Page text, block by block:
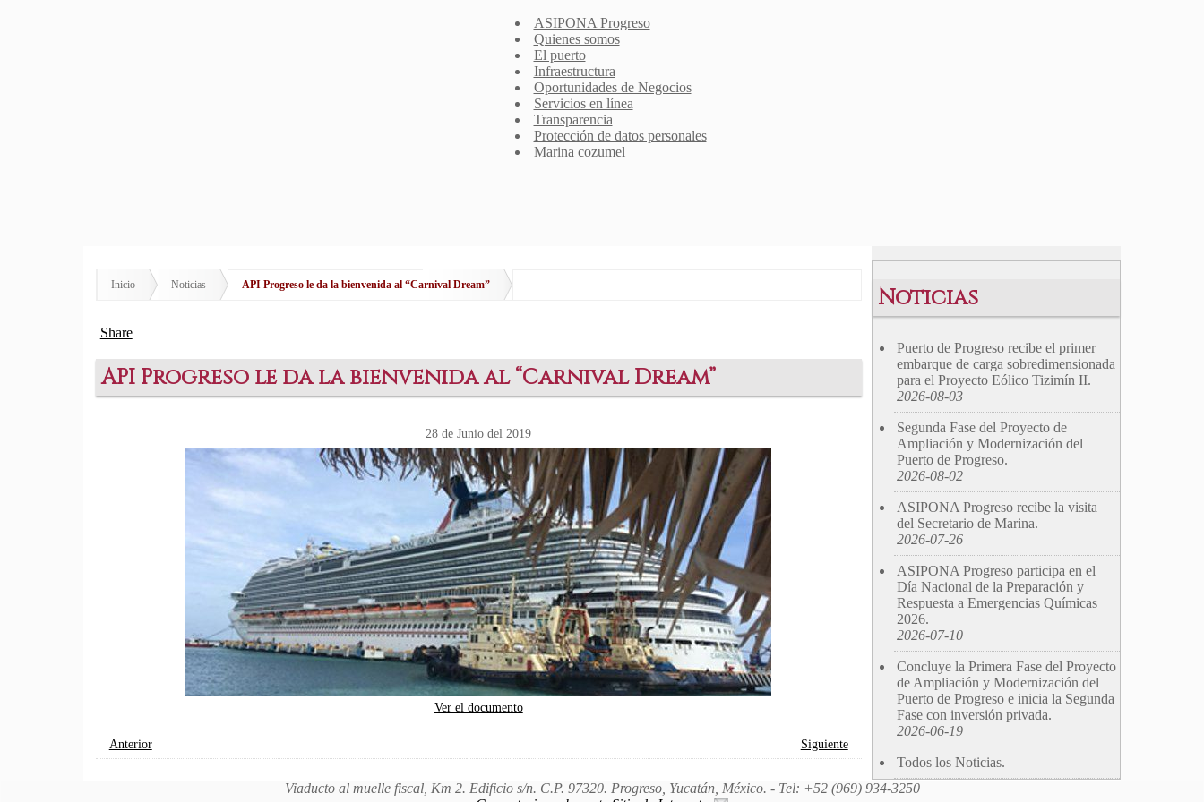
ASIPONA Progreso
Quienes somos
El puerto
Infraestructura
Oportunidades de Negocios
Servicios en línea
Transparencia
Protección de datos personales
Marina cozumel
Inicio Noticias API Progreso le da la bienvenida al “Carnival Dream”
Share |
API Progreso le da la bienvenida al “Carnival Dream”
28 de Junio del 2019
Ver el documento
Anterior Siguiente
Noticias
Puerto de Progreso recibe el primer
embarque de carga sobredimensionada
para el Proyecto Eólico Tizimín II.
2026-08-03
Segunda Fase del Proyecto de
Ampliación y Modernización del
Puerto de Progreso.
2026-08-02
ASIPONA Progreso recibe la visita
del Secretario de Marina.
2026-07-26
ASIPONA Progreso participa en el
Día Nacional de la Preparación y
Respuesta a Emergencias Químicas
2026.
2026-07-10
Concluye la Primera Fase del Proyecto
de Ampliación y Modernización del
Puerto de Progreso e inicia la Segunda
Fase con inversión privada.
2026-06-19
Todos los Noticias.
Viaducto al muelle fiscal, Km 2. Edificio s/n. C.P. 97320. Progreso, Yucatán, México. - Tel: +52 (969) 934-3250